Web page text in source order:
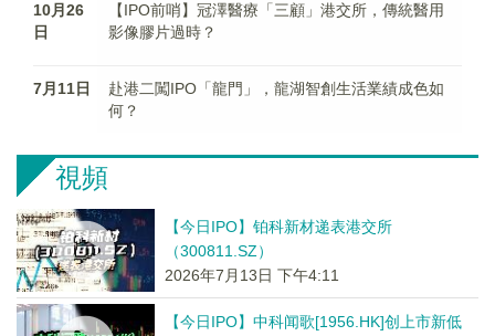
10月26
日
【IPO前哨】冠澤醫療「三顧」港交所，傳統醫用
影像膠片過時？
7月11日
赴港二闖IPO「龍門」，龍湖智創生活業績成色如
何？
視頻
【今日IPO】铂科新材递表港交所
（300811.SZ）
2026年7月13日 下午4:11
【今日IPO】中科闻歌[1956.HK]创上市新低